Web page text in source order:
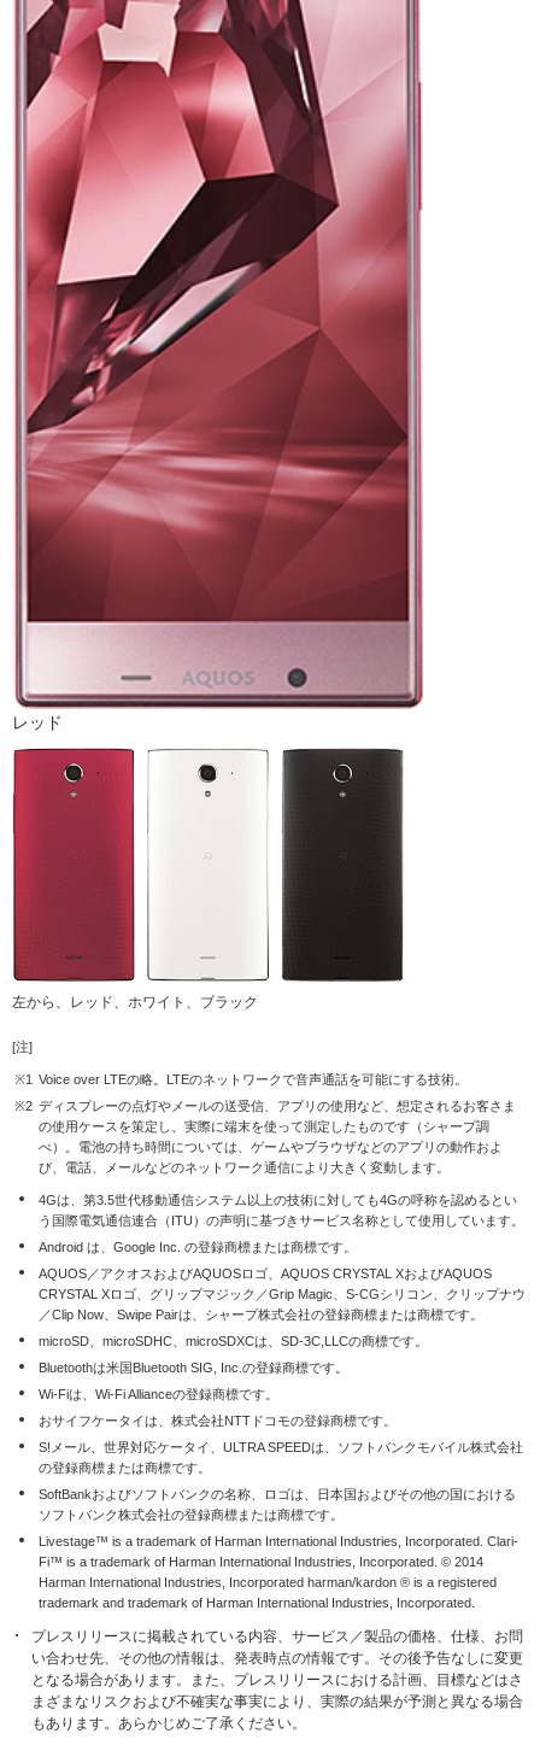
レッド
左から、レッド、ホワイト、ブラック
[注]
※1 Voice over LTEの略。LTEのネットワークで音声通話を可能にする技術。
※2 ディスプレーの点灯やメールの送受信、アプリの使用など、想定されるお客さま
の使用ケースを策定し、実際に端末を使って測定したものです（シャープ調
べ）。電池の持ち時間については、ゲームやブラウザなどのアプリの動作およ
び、電話、メールなどのネットワーク通信により大きく変動します。
4Gは、第3.5世代移動通信システム以上の技術に対しても4Gの呼称を認めるとい
う国際電気通信連合（ITU）の声明に基づきサービス名称として使用しています。
Android は、Google Inc. の登録商標または商標です。
AQUOS／アクオスおよびAQUOSロゴ、AQUOS CRYSTAL XおよびAQUOS
CRYSTAL Xロゴ、グリップマジック／Grip Magic、S-CGシリコン、クリップナウ
／Clip Now、Swipe Pairは、シャープ株式会社の登録商標または商標です。
microSD、microSDHC、microSDXCは、SD-3C,LLCの商標です。
Bluetoothは米国Bluetooth SIG, Inc.の登録商標です。
Wi-Fiは、Wi-Fi Allianceの登録商標です。
おサイフケータイは、株式会社NTTドコモの登録商標です。
S!メール、世界対応ケータイ、ULTRA SPEEDは、ソフトバンクモバイル株式会社
の登録商標または商標です。
SoftBankおよびソフトバンクの名称、ロゴは、日本国およびその他の国における
ソフトバンク株式会社の登録商標または商標です。
Livestage™ is a trademark of Harman International Industries, Incorporated. Clari-
Fi™ is a trademark of Harman International Industries, Incorporated. © 2014
Harman International Industries, Incorporated harman/kardon ® is a registered
trademark and trademark of Harman International Industries, Incorporated.
プレスリリースに掲載されている内容、サービス／製品の価格、仕様、お問
い合わせ先、その他の情報は、発表時点の情報です。その後予告なしに変更
となる場合があります。また、プレスリリースにおける計画、目標などはさ
まざまなリスクおよび不確実な事実により、実際の結果が予測と異なる場合
もあります。あらかじめご了承ください。